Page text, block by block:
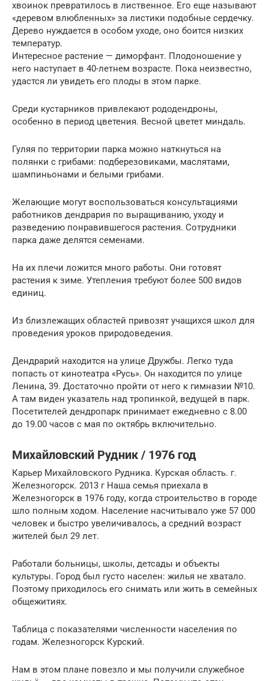
хвоинок превратилось в лиственное. Его еще называют
«деревом влюбленных» за листики подобные сердечку.
Дерево нуждается в особом уходе, оно боится низких
температур.
Интересное растение — диморфант. Плодоношение у
него наступает в 40-летнем возрасте. Пока неизвестно,
удастся ли увидеть его плоды в этом парке.
Среди кустарников привлекают рододендроны,
особенно в период цветения. Весной цветет миндаль.
Гуляя по территории парка можно наткнуться на
полянки с грибами: подберезовиками, маслятами,
шампиньонами и белыми грибами.
Желающие могут воспользоваться консультациями
работников дендрария по выращиванию, уходу и
разведению понравившегося растения. Сотрудники
парка даже делятся семенами.
На их плечи ложится много работы. Они готовят
растения к зиме. Утепления требуют более 500 видов
единиц.
Из близлежащих областей привозят учащихся школ для
проведения уроков природоведения.
Дендрарий находится на улице Дружбы. Легко туда
попасть от кинотеатра «Русь». Он находится по улице
Ленина, 39. Достаточно пройти от него к гимназии №10.
А там виден указатель над тропинкой, ведущей в парк.
Посетителей дендропарк принимает ежедневно с 8.00
до 19.00 часов с мая по октябрь включительно.
Михайловский Рудник / 1976 год
Карьер Михайловского Рудника. Курская область. г.
Железногорск. 2013 г Наша семья приехала в
Железногорск в 1976 году, когда строительство в городе
шло полным ходом. Население насчитывало уже 57 000
человек и быстро увеличивалось, а средний возраст
жителей был 29 лет.
Работали больницы, школы, детсады и объекты
культуры. Город был густо населен: жилья не хватало.
Поэтому приходилось его снимать или жить в семейных
общежитиях.
Таблица с показателями численности населения по
годам. Железногорск Курский.
Нам в этом плане повезло и мы получили служебное